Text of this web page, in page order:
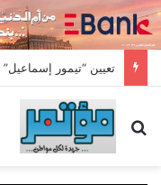
بحث عن